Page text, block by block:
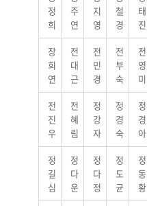
정
희
주
연
지
영
철
경
태
진
장
희
연
전
대
근
전
민
경
전
부
숙
전
영
미
전
진
우
전
혜
림
정
강
자
정
경
숙
정
경
아
정
길
심
정
다
운
정
다
정
정
도
균
정
동
황